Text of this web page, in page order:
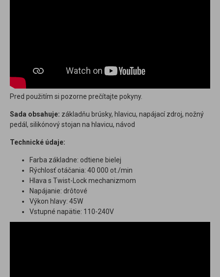
Pred použitím si pozorne prečítajte pokyny.
Sada obsahuje: základňu brúsky, hlavicu, napájací zdroj, nožný
pedál, silikónový stojan na hlavicu, návod
Technické údaje:
Farba základne: odtiene bielej
Rýchlosť otáčania: 40 000 ot./min
Hlava s Twist-Lock mechanizmom
Napájanie: drôtové
Výkon hlavy: 45W
Vstupné napätie: 110-240V